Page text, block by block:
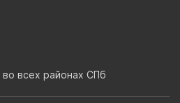
во всех районах СПб